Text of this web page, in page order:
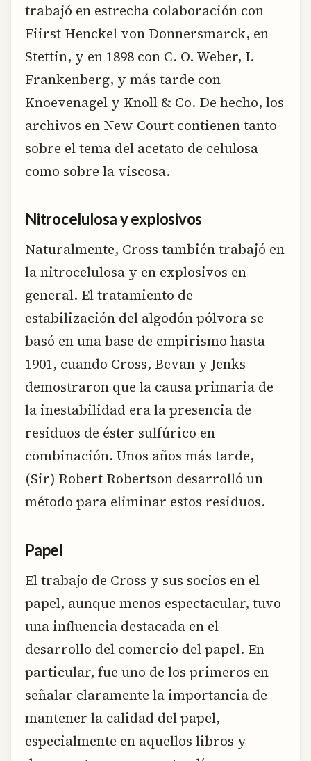
trabajó en estrecha colaboración con
Fiirst Henckel von Donnersmarck, en
Stettin, y en 1898 con C. O. Weber, I.
Frankenberg, y más tarde con
Knoevenagel y Knoll & Co. De hecho, los
archivos en New Court contienen tanto
sobre el tema del acetato de celulosa
como sobre la viscosa.
Nitrocelulosa y explosivos
Naturalmente, Cross también trabajó en
la nitrocelulosa y en explosivos en
general. El tratamiento de
estabilización del algodón pólvora se
basó en una base de empirismo hasta
1901, cuando Cross, Bevan y Jenks
demostraron que la causa primaria de
la inestabilidad era la presencia de
residuos de éster sulfúrico en
combinación. Unos años más tarde,
(Sir) Robert Robertson desarrolló un
método para eliminar estos residuos.
Papel
El trabajo de Cross y sus socios en el
papel, aunque menos espectacular, tuvo
una influencia destacada en el
desarrollo del comercio del papel. En
particular, fue uno de los primeros en
señalar claramente la importancia de
mantener la calidad del papel,
especialmente en aquellos libros y